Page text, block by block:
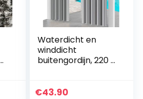
Waterdicht en
winddicht
buitengordijn, 220 x
voor terras,
€43.90